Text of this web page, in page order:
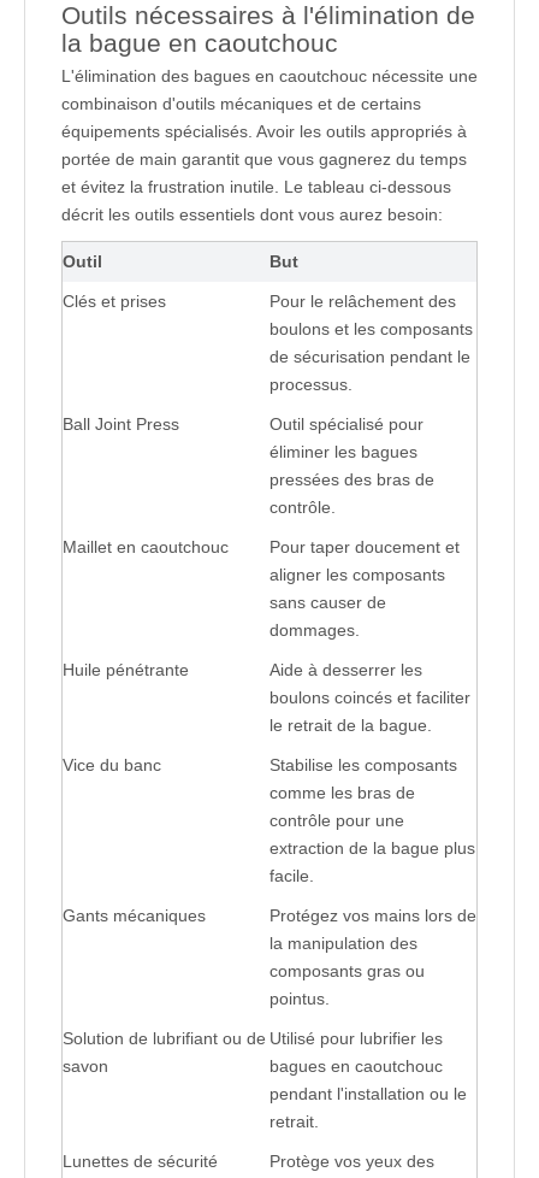
Outils nécessaires à l'élimination de
la bague en caoutchouc
L'élimination des bagues en caoutchouc nécessite une
combinaison d'outils mécaniques et de certains
équipements spécialisés. Avoir les outils appropriés à
portée de main garantit que vous gagnerez du temps
et évitez la frustration inutile. Le tableau ci-dessous
décrit les outils essentiels dont vous aurez besoin:
Outil But
Clés et prises
Pour le relâchement des
boulons et les composants
de sécurisation pendant le
processus.
Ball Joint Press
Outil spécialisé pour
éliminer les bagues
pressées des bras de
contrôle.
Maillet en caoutchouc
Pour taper doucement et
aligner les composants
sans causer de
dommages.
Huile pénétrante
Aide à desserrer les
boulons coincés et faciliter
le retrait de la bague.
Vice du banc
Stabilise les composants
comme les bras de
contrôle pour une
extraction de la bague plus
facile.
Gants mécaniques
Protégez vos mains lors de
la manipulation des
composants gras ou
pointus.
Solution de lubrifiant ou de
savon
Utilisé pour lubrifier les
bagues en caoutchouc
pendant l'installation ou le
retrait.
Lunettes de sécurité Protège vos yeux des